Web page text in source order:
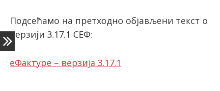
latinica
Подсећамо на претходно објављени текст о
верзији 3.17.1 СЕФ:
еФактуре – верзија 3.17.1